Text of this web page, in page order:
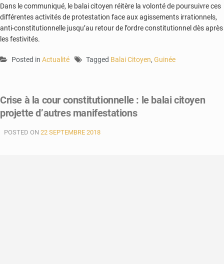
Dans le communiqué, le balai citoyen réitère la volonté de poursuivre ces
différentes activités de protestation face aux agissements irrationnels,
anti-constitutionnelle jusqu’au retour de l’ordre constitutionnel dès après
les festivités.
Posted in Actualité Tagged Balai Citoyen, Guinée
Crise à la cour constitutionnelle : le balai citoyen
projette d’autres manifestations
POSTED ON 22 SEPTEMBRE 2018